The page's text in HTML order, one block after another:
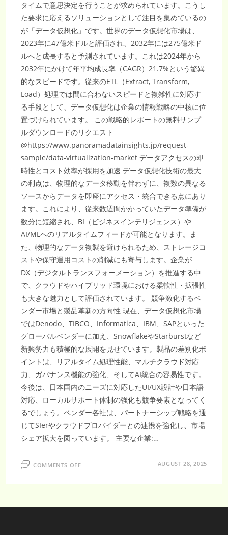
489
億
米
ド
ル
へ
｜
CAGR
27.5％
で
拡
大
す
る
日
本
IT
業
界
と
報
技
術
産
業
の
未
来
予
測
タイムで意思決定を行うことが求められています。こうし
た要求に応えるソリューションとして注目を集めているの
が「データ仮想化」です。世界のデータ仮想化市場は、
2023年に47億米ドルと評価され、2032年には275億米ド
ルへと成長すると予測されています。これは2024年から
2032年にかけて年平均成長率（CAGR）21.7%という驚異
的なスピードです。従来のETL（Extract, Transform,
Load）処理では間に合わないスピードと複雑性に対応す
る手段として、データ仮想化は企業の情報戦略の中核に位
置づけられています。 この戦略的レポートの無料サンプ
ルダウンロードのリクエスト
@https://www.panoramadatainsights.jp/request-
sample/data-virtualization-market データアクセスの即
時性とコスト効率が採用を加速 データ仮想化技術の最大
の利点は、物理的なデータ移動を伴わずに、複数の異なる
ソースからデータを即座にアクセス・統合できる点にあり
ます。これにより、従来数週間かかっていたデータ準備が
数分に短縮され、BI（ビジネスインテリジェンス）や
AI/MLへのリアルタイムフィードが可能となります。ま
た、物理的なデータ複製を避けられるため、ストレージコ
ストや保守運用コストの削減にも寄与します。企業が
DX（デジタルトランスフォーメーション）を推進する中
で、クラウドやハイブリッド環境における柔軟性・拡張性
も大きな魅力として評価されています。 競争激化するベ
ンダー市場と製品革新の方向性 現在、データ仮想化市場
ではDenodo、TIBCO、Informatica、IBM、SAPといった
グローバルベンダーに加え、SnowflakeやStarburstなど
新興勢力も積極的な展開を見せています。製品の差別化ポ
イントは、リアルタイム処理性能、マルチクラウド対応
力、ガバナンス機能の強化、そしてAI統合の容易性です。
今後は、日本国内のニーズに対応したUI/UX設計や日本語
対応、ローカルサポート体制の強化も競争要素となってく
るでしょう。ベンダー各社は、パートナーシップ戦略を通
じてSIerやクラウドプロバイダーとの連携を強化し、市場
シェア拡大を図っています。 主要な企業:…
COMMENTS OFFON
市
AUGUST 28, 2025